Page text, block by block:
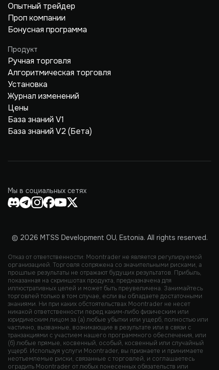
Опытный трейдер
Проп компании
Бонусная программа
Продукт
Ручная торговля
Алгоритмическая торговля
Установка
Журнал изменений
Цены
База знаний V1
База знаний V2 (Бета)
Мы в социальных сетях
© 2026 MTSS Development OU, Estonia. All rights reserved.
Отказ от ответственности: Moontrader не является регулируемой
организацией. Торговля сопряжена со значительными рисками, а
прошлые результаты не отражают будущих результатов. Прибыль,
показанная на скриншотах продукта, предназначена для
иллюстративных целей и может быть преувеличена. Занимайтесь
торговлей только в том случае, если вы обладаете достаточными
знаниями. Ни при каких обстоятельствах Moontrader не несет
никакой ответственности перед каким-либо физическим или
юридическим лицом за (а) любые убытки или ущерб, полностью или
частично, вызванные, возникающие в результате или в связи с
транзакциями с участием нашего программного обеспечения, или
(б) любые прямые, косвенный, особый, косвенный или случайный
ущерб. Используя услуги Moontrader, вы признаете и принимаете
неотъемлемые риски, связанные с торговлей, и соглашаетесь
оградить Moontrader от любых понесенных обязательств или